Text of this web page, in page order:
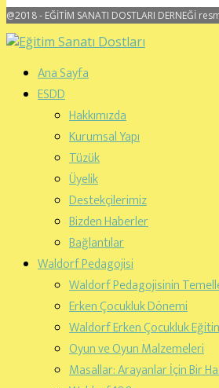
@2018 - EĞİTİM SANATI DOSTLARI DERNEĞİ
Ana Sayfa
ESDD
Hakkımızda
Kurumsal Yapı
Tüzük
Üyelik
Destekçilerimiz
Bizden Haberler
Bağlantılar
Waldorf Pedagojisi
Waldorf Pedagojisinin
Erken Çocukluk Dönemi
Waldorf Erken Çocukluk
Oyun ve Oyun Malzemeleri
Masallar: Arayanlar İçin Bir